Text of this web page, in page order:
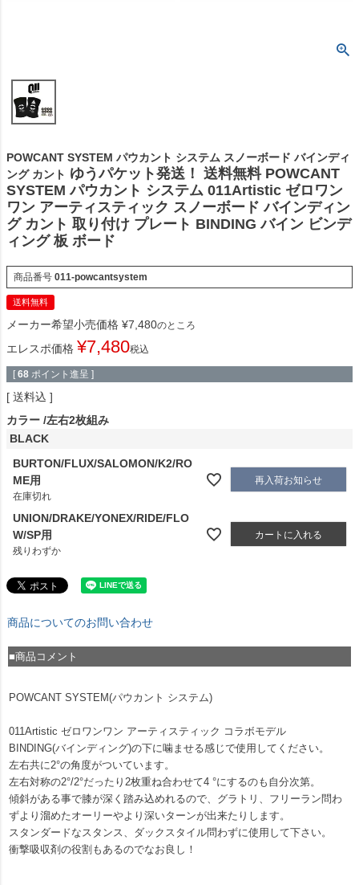
POWCANT SYSTEM パウカント システム スノーボード バインディ
ング カント ゆうパケット発送！ 送料無料 POWCANT
SYSTEM パウカント システム 011Artistic ゼロワン
ワン アーティスティック スノーボード バインディン
グ カント 取り付け プレート BINDING バイン ビンデ
ィング 板 ボード
商品番号 011-powcantsystem
送料無料
メーカー希望小売価格 ¥7,480のところ
エレスポ価格 ¥7,480税込
[ 68 ポイント進呈 ]
送料込
カラー 左右2枚組み
BLACK
BURTON/FLUX/SALOMON/K2/RO
ME用
在庫切れ
再入荷お知らせ
UNION/DRAKE/YONEX/RIDE/FLO
W/SP用
残りわずか
カートに入れる
商品についてのお問い合わせ
■商品コメント
POWCANT SYSTEM(パウカント システム)
011Artistic ゼロワンワン アーティスティック コラボモデル
BINDING(バインディング)の下に噛ませる感じで使用してください。
左右共に2°の角度がついています。
左右対称の2°/2°だったり2枚重ね合わせて4 °にするのも自分次第。
傾斜がある事で膝が深く踏み込めれるので、グラトリ、フリーラン問わ
ずより溜めたオーリーやより深いターンが出来たりします。
スタンダードなスタンス、ダックスタイル問わずに使用して下さい。
衝撃吸収剤の役割もあるのでなお良し！